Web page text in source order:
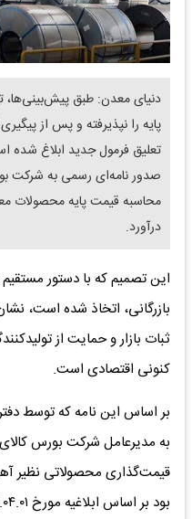
دنیای معدن: طبق پیش‌‌‌بینی‌‌‌ها،
پایه را نپذیرفته و پس از
تعلیق فرمول جدید ابلاغ
صدور نامه‌‌‌ای رسمی به شرکت
محاسبه قیمت پایه محصولات
درآورد.
این تصمیم که با دستور
بازرگانی، اتخاذ شده است،
ثبات بازار و حمایت از
کنونی اقتصادی است.
بر اساس این نامه که توسط
به مدیرعامل شرکت بورس
قیمت‌‌‌گذاری محصولاتی نظیر